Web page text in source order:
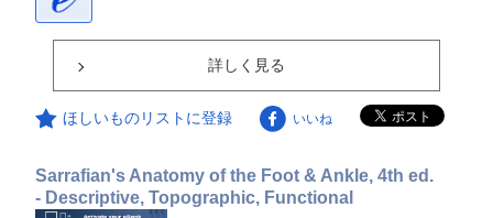
詳しく見る
ほしいものリストに登録 いいね
Sarrafian's Anatomy of the Foot & Ankle, 4th ed.
- Descriptive, Topographic, Functional